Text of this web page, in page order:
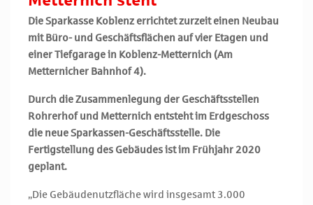
Die Sparkasse Koblenz errichtet zurzeit einen Neubau
mit Büro- und Geschäftsflächen auf vier Etagen und
einer Tiefgarage in Koblenz-Metternich (Am
Metternicher Bahnhof 4).
Durch die Zusammenlegung der Geschäftsstellen
Rohrerhof und Metternich entsteht im Erdgeschoss
die neue Sparkassen-Geschäftsstelle. Die
Fertigstellung des Gebäudes ist im Frühjahr 2020
geplant.
„Die Gebäudenutzfläche wird insgesamt 3.000